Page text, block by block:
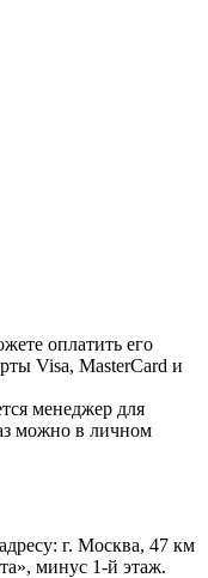
оплатить его
Visa, MasterCard и
менеджер для
можно в личном
г. Москва, 47 км
минус 1‑й этаж.